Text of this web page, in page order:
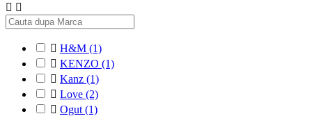
 
 H&M (1)
 KENZO (1)
 Kanz (1)
 Love (2)
 Ogut (1)